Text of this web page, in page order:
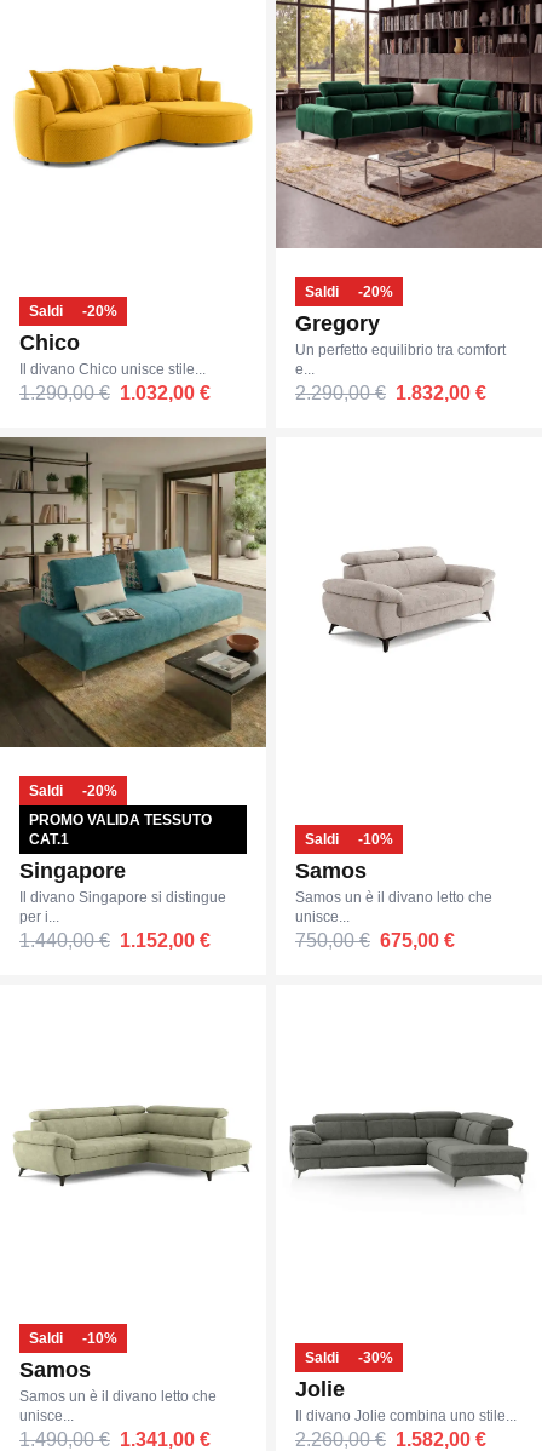
Saldi -20%
Chico
Il divano Chico unisce stile...
1.290,00 € 1.032,00 €
Saldi -20%
Gregory
Un perfetto equilibrio tra comfort
e...
2.290,00 € 1.832,00 €
Saldi
-20%
PROMO VALIDA TESSUTO
CAT.1
Singapore
Il divano Singapore si distingue
per i...
1.440,00 € 1.152,00 €
Saldi -10%
Samos
Samos un è il divano letto che
unisce...
750,00 € 675,00 €
Saldi -10%
Samos
Samos un è il divano letto che
unisce...
1.490,00 € 1.341,00 €
Saldi -30%
Jolie
Il divano Jolie combina uno stile...
2.260,00 € 1.582,00 €